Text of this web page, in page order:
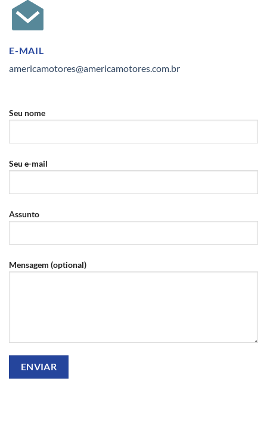
E-MAIL
americamotores@americamotores.com.br
Seu nome
Seu e-mail
Assunto
Mensagem (optional)